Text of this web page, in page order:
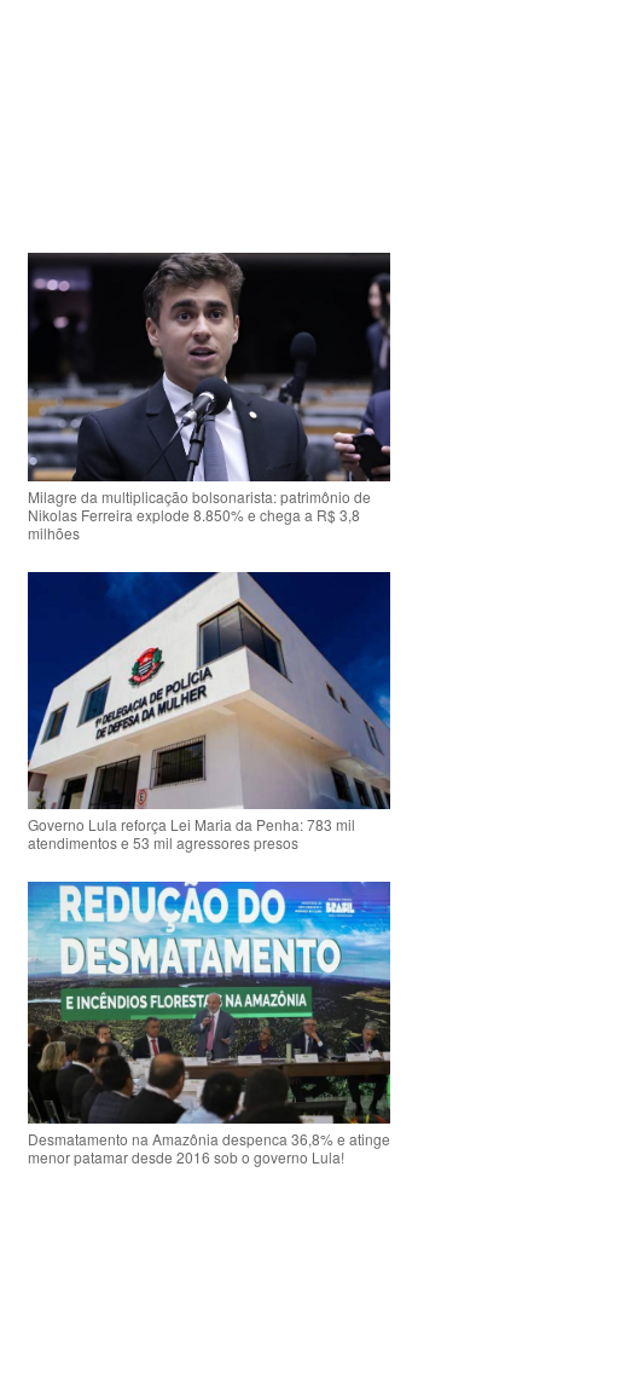
Milagre da multiplicação bolsonarista: patrimônio de
Nikolas Ferreira explode 8.850% e chega a R$ 3,8
milhões
Governo Lula reforça Lei Maria da Penha: 783 mil
atendimentos e 53 mil agressores presos
Desmatamento na Amazônia despenca 36,8% e atinge
menor patamar desde 2016 sob o governo Lula!